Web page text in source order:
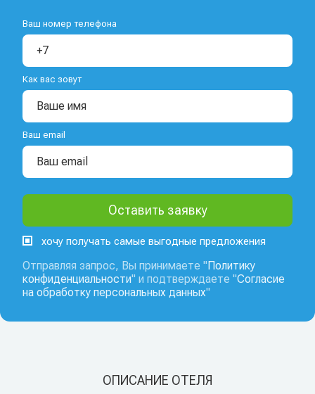
Ваш номер телефона
Как вас зовут
Ваш email
хочу получать самые выгодные предложения
Отправляя запрос, Вы принимаете " Политику
конфиденциальности" и подтверждаете "Согласие
на обработку персональных данных"
ОПИСАНИЕ ОТЕЛЯ